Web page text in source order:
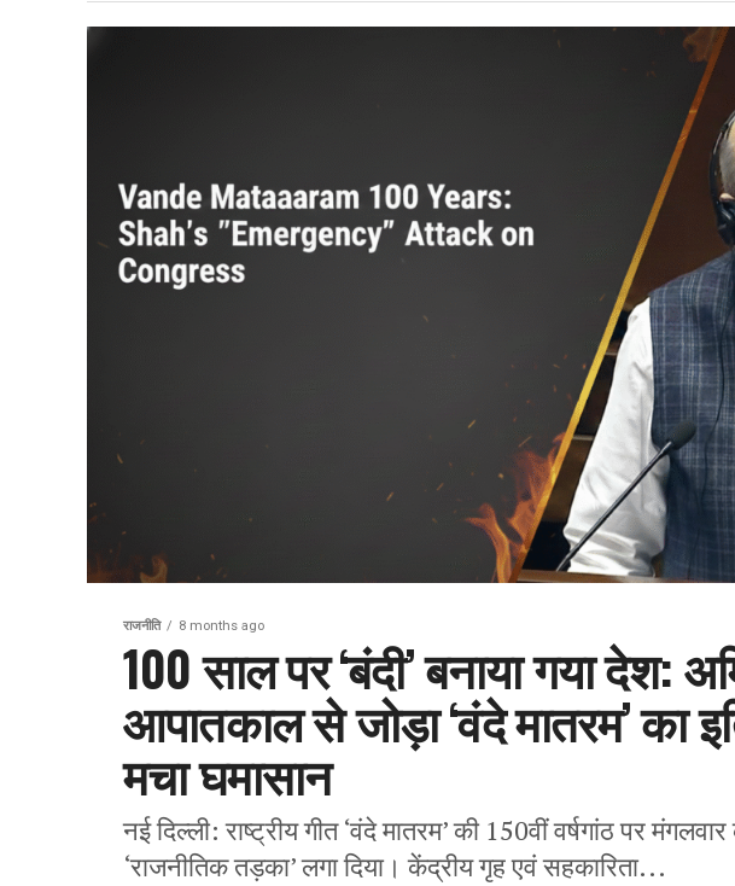
राजनीति 8 months ago
100 साल पर ‘बंदी’ बनाया गया देश:
आपातकाल से जोड़ा ‘वंदे मातरम’ का
मचा घमासान
नई दिल्ली: राष्ट्रीय गीत ‘वंदे मातरम’ की 150वीं वर्षगांठ पर
‘राजनीतिक तड़का’ लगा दिया। केंद्रीय गृह एवं सहकारिता...